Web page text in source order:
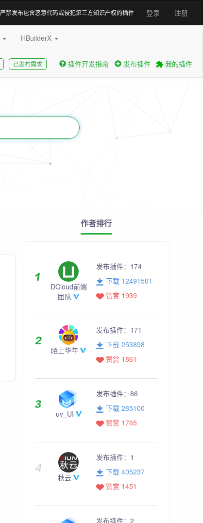
登录 注册
严禁发布包含恶意代码或侵犯第三方知识产权的插件
HBuilderX
已发布需求 插件开发指南 发布插件 我的插件
作者排行
DCloud前端
团队
发布插件： 174
下载 12491501
赞赏 1939
陌上华年
发布插件： 171
下载 253898
赞赏 1861
uv_UI
发布插件： 86
下载 285100
赞赏 1765
秋云
发布插件： 1
下载 405237
赞赏 1451
发布插件： 2